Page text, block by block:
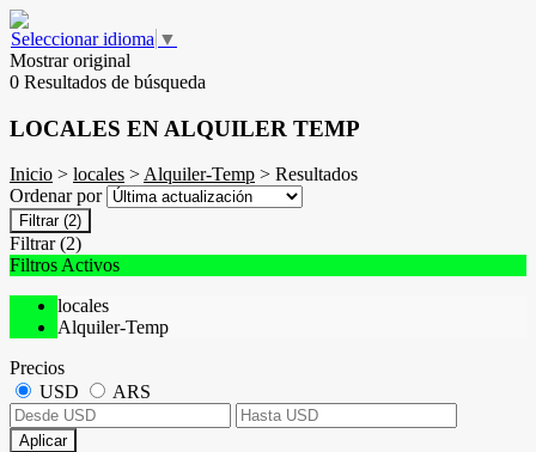
Seleccionar idioma ▼
Mostrar original
0 Resultados de búsqueda
LOCALES EN ALQUILER TEMP
Inicio > locales >Alquiler-Temp > Resultados
Ordenar por
Filtrar (2)
Filtrar (2)
Filtros Activos
locales
Alquiler-Temp
Precios
USD
ARS
Aplicar